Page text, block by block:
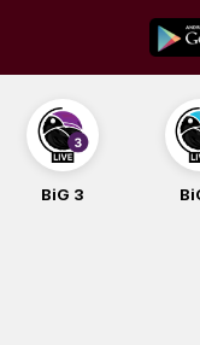
content
BiG 3